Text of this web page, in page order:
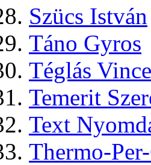
Szücs István
Táno Gyros
Téglás Vince
Temerit
Text
Thermo-